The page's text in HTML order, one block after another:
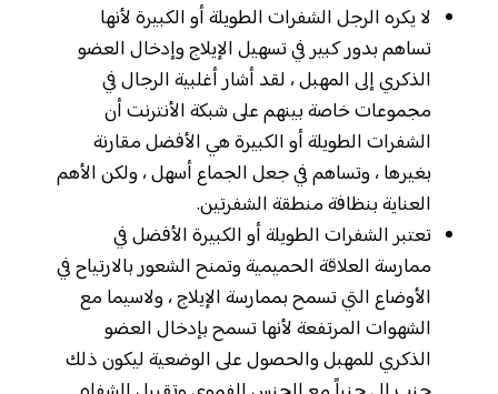
لا يكره الرجل الشفرات الطويلة أو الكبيرة لأنها
تساهم بدور كبير في تسهيل الإيلاج وإدخال العضو
الذكري إلى المهبل ، لقد أشار أغلبية الرجال في
مجموعات خاصة بينهم على شبكة الأنترنت أن
الشفرات الطويلة أو الكبيرة هي الأفضل مقارنة
بغيرها ، وتساهم في جعل الجماع أسهل ، ولكن الأهم
العناية بنظافة منطقة الشفرتين.
تعتبر الشفرات الطويلة أو الكبيرة الأفضل في
ممارسة العلاقة الحميمية وتمنح الشعور بالارتياح في
الأوضاع التي تسمح بممارسة الإيلاج ، ولاسيما مع
الشهوات المرتفعة لأنها تسمح بإدخال العضو
الذكري للمهبل والحصول على الوضعية ليكون ذلك